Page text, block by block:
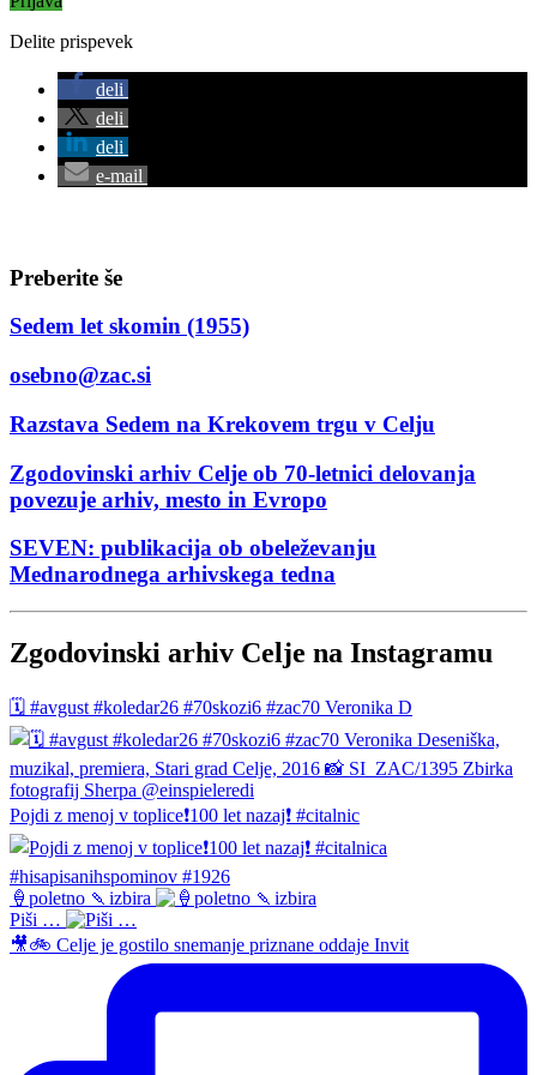
Delite prispevek
deli
deli
deli
e-mail
Preberite še
Sedem let skomin (1955)
osebno@zac.si
Razstava Sedem na Krekovem trgu v Celju
Zgodovinski arhiv Celje ob 70-letnici delovanja
povezuje arhiv, mesto in Evropo
SEVEN: publikacija ob obeleževanju
Mednarodnega arhivskega tedna
Zgodovinski arhiv Celje na Instagramu
🗓️ #avgust #koledar26 #70skozi6 #zac70 Veronika D
Pojdi z menoj v toplice❗️100 let nazaj❗️ #citalnic
🍦poletno 🍡izbira
Piši …
🎥🚲 Celje je gostilo snemanje priznane oddaje Invit